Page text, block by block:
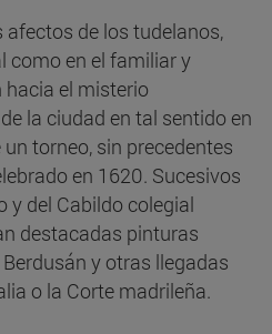
de los tudelanos,
como en el familiar y
hacia el misterio
la ciudad en tal sentido en
torneo, sin precedentes
en 1620. Sucesivos
y del Cabildo colegial
destacadas pinturas
y otras llegadas
o la Corte madrileña.